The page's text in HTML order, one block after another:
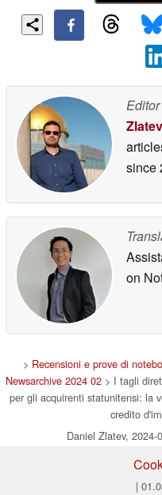
Zlatev
since
on
> Recensioni e prove di
Newsarchive 2024 02> I tagli
per gli acquirenti statunitensi: la
credito
Daniel Zlatev, 2024-
|